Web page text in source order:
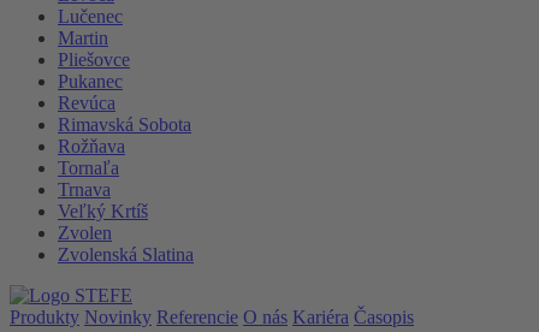
Lučenec
Martin
Pliešovce
Pukanec
Revúca
Rimavská Sobota
Rožňava
Tornaľa
Trnava
Veľký Krtíš
Zvolen
Zvolenská Slatina
Produkty Novinky Referencie O nás Kariéra Časopis